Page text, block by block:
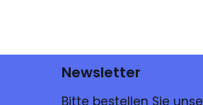
Newsletter
Bitte bestellen Sie